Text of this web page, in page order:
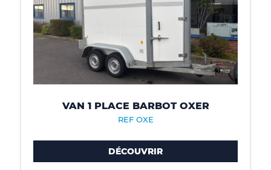
VAN 1 PLACE BARBOT OXER
REF OXE
DÉCOUVRIR